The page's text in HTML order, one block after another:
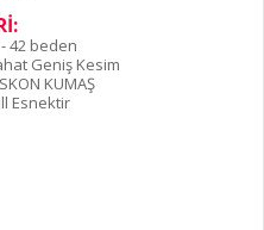
42 beden
Geniş Kesim
KUMAŞ
Esnektir